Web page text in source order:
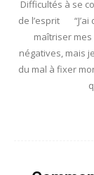
Difficultés à se
de l’esprit “J’ai
maîtriser
négatives, mais
du mal à fixer